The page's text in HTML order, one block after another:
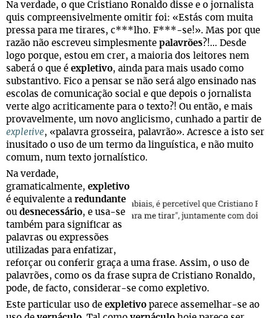
Na verdade, o que Cristiano Ronaldo disse e o jornalista
quis compreensivelmente omitir foi: «Estás com muita
pressa para me tirares, c***lho. F***-se!». Mas por que
razão não escreveu simplesmente palavrões?!... Desde
logo porque, estou em crer, a maioria dos leitores nem
saberá o que é expletivo, ainda para mais usado como
substantivo. Fico a pensar se não será algo ensinado nas
escolas de comunicação social e que depois o jornalista
verte algo acriticamente para o texto?! Ou então, e mais
provavelmente, um novo anglicismo, cunhado a partir de
expletive, «palavra grosseira, palavrão». Acresce a isto ser
inusitado o uso de um termo da linguística, e não muito
comum, num texto jornalístico.
Na verdade,
gramaticalmente, expletivo
é equivalente a redundante
ou desnecessário, e usa-se
também para significar as
palavras ou expressões
utilizadas para enfatizar,
reforçar ou conferir graça a uma frase. Assim, o uso de
palavrões, como os da frase supra de Cristiano Ronaldo,
pode, de facto, considerar-se como expletivo.
Este particular uso de expletivo parece assemelhar-se ao